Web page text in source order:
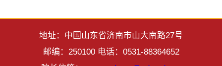
地址：中国山东省济南市山大南路27号
邮编：250100 电话：0531-88364652